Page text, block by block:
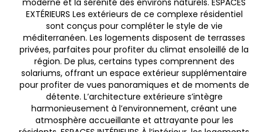
moderne et la sérénité des environs naturels. ESPACES
EXTÉRIEURS Les extérieurs de ce complexe résidentiel
sont conçus pour compléter le style de vie
méditerranéen. Les logements disposent de terrasses
privées, parfaites pour profiter du climat ensoleillé de la
région. De plus, certains types comprennent des
solariums, offrant un espace extérieur supplémentaire
pour profiter de vues panoramiques et de moments de
détente. L’architecture extérieure s’intègre
harmonieusement à l’environnement, créant une
atmosphère accueillante et attrayante pour les